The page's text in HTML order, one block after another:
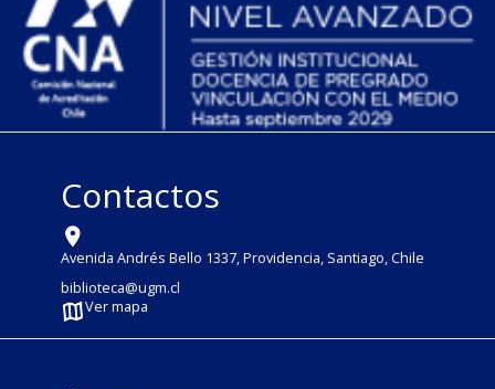
Contactos
Avenida Andrés Bello 1337, Providencia, Santiago, Chile
biblioteca@ugm.cl
Ver mapa